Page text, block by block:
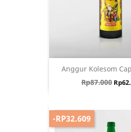
Anggur Kolesom
Harga biasa
Rp87.000
-RP32.609